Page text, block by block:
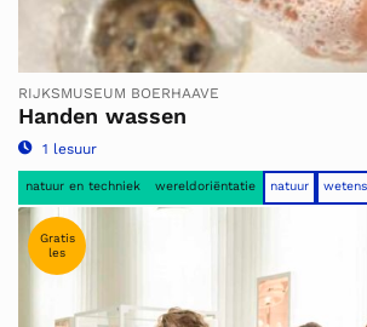
RIJKSMUSEUM BOERHAAVE
Handen wassen
1 lesuur
natuur en techniek wereldoriëntatie natuur
Gratis
les